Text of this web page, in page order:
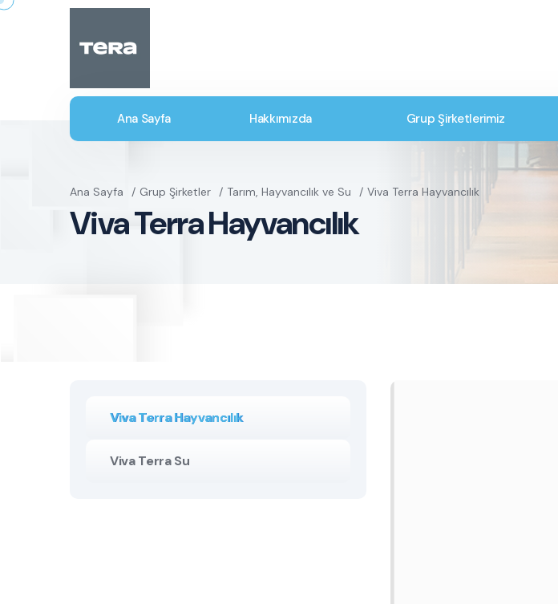
Ana Sayfa Hakkımızda Grup Şirketlerimiz
Ana Sayfa Grup Şirketler Tarım, Hayvancılık ve Su Viva Terra Hayvancılık
Viva Terra Hayvancılık
Viva Terra Hayvancılık
Viva Terra Su